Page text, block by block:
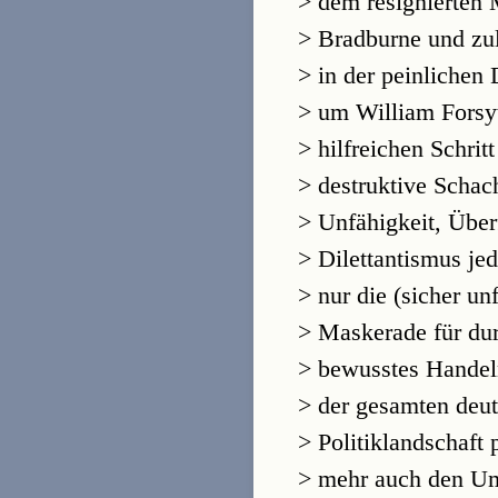
> Bradburne und
> in der peinlichen
> um William
> hilfreichen
> destruktive
> Unfähigkeit,
> Dilettantismus
> nur die (sicher
> Maskerade für
> bewusstes
> der gesamten
> Politiklandschaft
> mehr auch den